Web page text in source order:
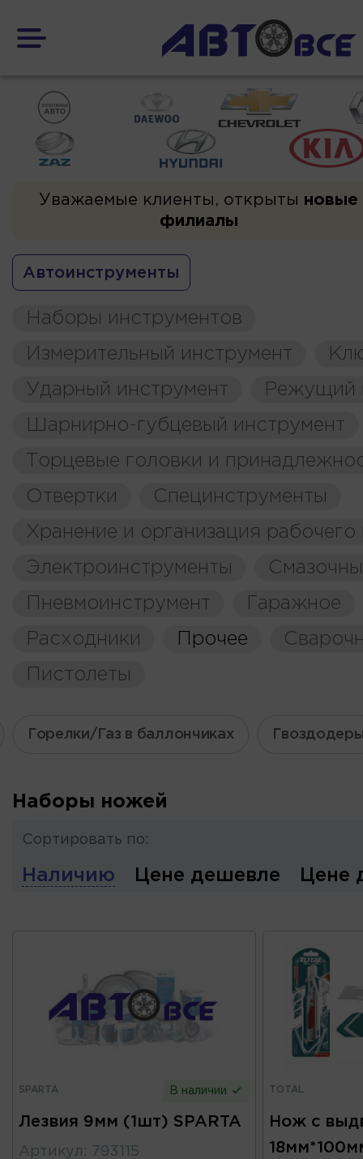
Уважаемые клиенты, открыты новые
филиалы
Автоинструменты
Наборы инструментов
Измерительный инструмент
Ударный инструмент
Режущий
Шарнирно-губцевый инструмент
Торцевые головки и
Отвертки
Специнструменты
Хранение и организация рабочего
Электроинструменты
Пневмоинструмент
Гаражное
Расходники
Прочее
Пистолеты
Горелки/Газ в баллончиках
Наборы ножей
Сортировать по:
Наличию Цене дешевле Цене
SPARTA В наличии
Лезвия 9мм (1шт) SPARTA
Артикул : 793115
TOTAL
Нож с